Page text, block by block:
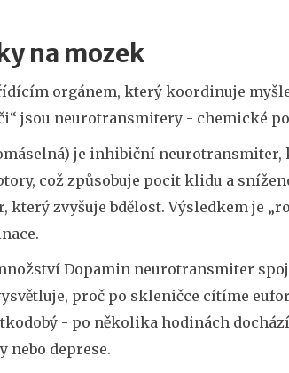
na mozek
orgánem, který koordinuje
jsou neurotransmitery - chemické
je inhibiční
což způsobuje pocit klidu a
který zvyšuje bdělost. Výsledkem je
Dopamin neurotransmiter
proč po skleničce cítíme
- po několika hodinách
nebo deprese.